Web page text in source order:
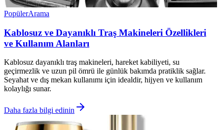
PopülerArama
Kablosuz ve Dayanıklı Traş Makineleri Özellikleri
ve Kullanım Alanları
Kablosuz dayanıklı traş makineleri, hareket kabiliyeti, su
geçirmezlik ve uzun pil ömrü ile günlük bakımda pratiklik sağlar.
Seyahat ve dış mekan kullanımı için idealdir, hijyen ve kullanım
kolaylığı sunar.
Daha fazla bilgi edinin